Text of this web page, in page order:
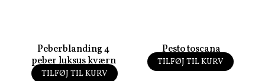
Peberblanding 4
peber luksus kværn
55,00kr.
TILFØJ TIL KURV
Pesto toscana
50,00kr.
TILFØJ TIL KURV